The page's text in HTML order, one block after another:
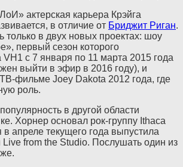
актерская карьера Крэйга
в отличие от Бриджит Риган.
только в двух новых проектах: шоу
первый сезон которого
с 7 января по 11 марта 2015 года
выйти в эфир в 2016 году), и
фильме Joey Dakota 2012 года, где
роль.
в другой области
Хорнер основал рок-группу Ithaca
в апреле текущего года выпустила
from the Studio. Послушать один из